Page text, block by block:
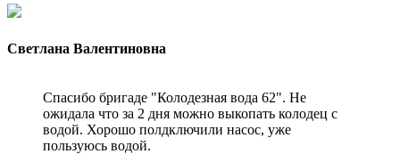
Светлана Валентиновна
Спасибо бригаде "Колодезная вода 62". Не
ожидала что за 2 дня можно выкопать колодец с
водой. Хорошо полдключили насос, уже
пользуюсь водой.